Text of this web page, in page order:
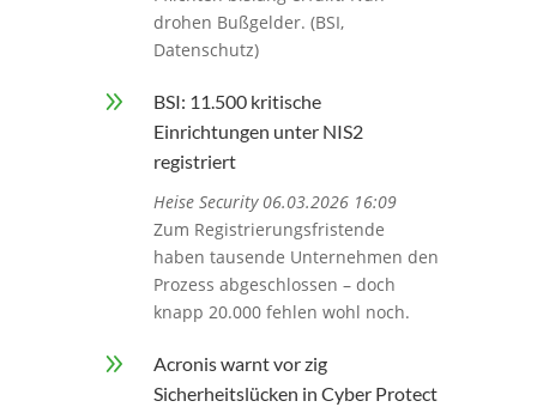
drohen Bußgelder. (BSI,
Datenschutz)
9
BSI: 11.500 kritische
Einrichtungen unter NIS2
registriert
Heise Security 06.03.2026 16:09
Zum Registrierungsfristende
haben tausende Unternehmen den
Prozess abgeschlossen – doch
knapp 20.000 fehlen wohl noch.
9
Acronis warnt vor zig
Sicherheitslücken in Cyber Protect